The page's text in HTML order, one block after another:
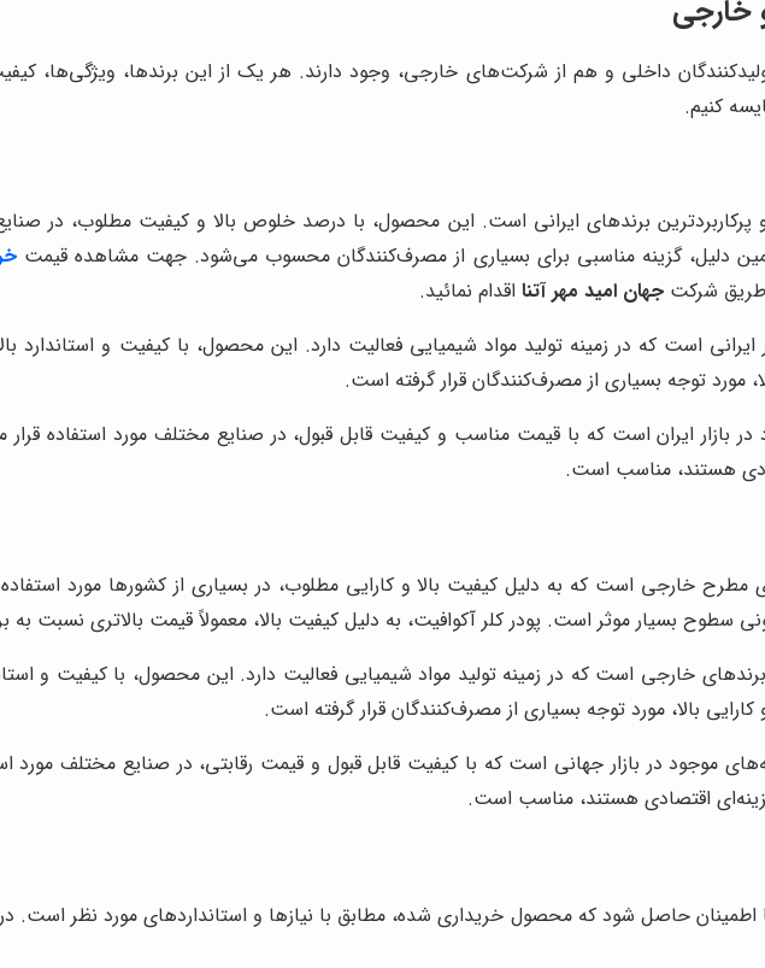
خارجی
تولیدکنندگان داخلی و هم از شرکت‌های خارجی، وجود دارند. هر یک از این برندها، ویژگی‌ها،
کنیم.
پرکاربردترین برندهای ایرانی است. این محصول، با درصد خلوص بالا و کیفیت مطلوب، در
دلیل، گزینه مناسبی برای بسیاری از مصرف‌کنندگان محسوب می‌شود. جهت مشاهده قیمت
شرکت جهان امید مهر آتنااقدام نمائید.
ایرانی است که در زمینه تولید مواد شیمیایی فعالیت دارد. این محصول، با کیفیت و
مورد توجه بسیاری از مصرف‌کنندگان قرار گرفته است.
در بازار ایران است که با قیمت مناسب و کیفیت قابل قبول، در صنایع مختلف مورد استفاده
هستند، مناسب است.
مطرح خارجی است که به دلیل کیفیت بالا و کارایی مطلوب، در بسیاری از کشورها مورد
بسیار موثر است. پودر کلر آکوافیت، به دلیل کیفیت بالا، معمولاً قیمت بالاتری نسبت به
برندهای خارجی است که در زمینه تولید مواد شیمیایی فعالیت دارد. این محصول، با کیفیت و
بالا، مورد توجه بسیاری از مصرف‌کنندگان قرار گرفته است.
موجود در بازار جهانی است که با کیفیت قابل قبول و قیمت رقابتی، در صنایع مختلف مورد
اقتصادی هستند، مناسب است.
اطمینان حاصل شود که محصول خریداری شده، مطابق با نیازها و استانداردهای مورد نظر است.